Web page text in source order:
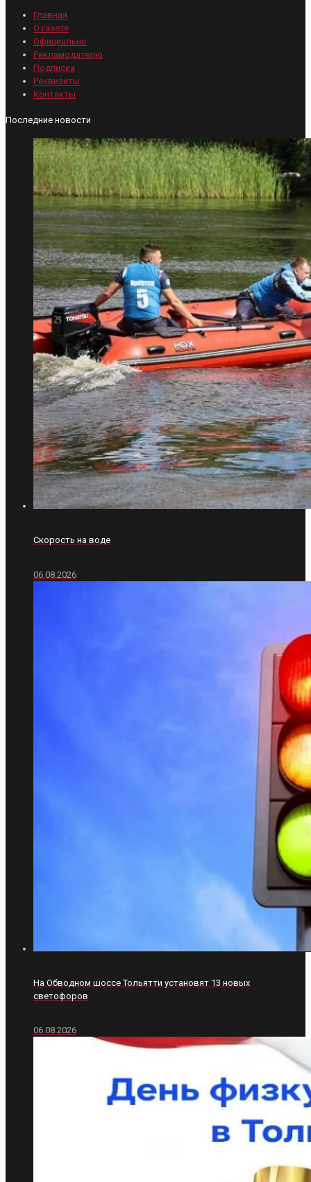
Главная
О газете
Официально
Рекламодателю
Подписка
Реквизиты
Контакты
Последние новости
Скорость на воде
06.08.2026
На Обводном шоссе Тольятти установят 13 новых
светофоров
06.08.2026